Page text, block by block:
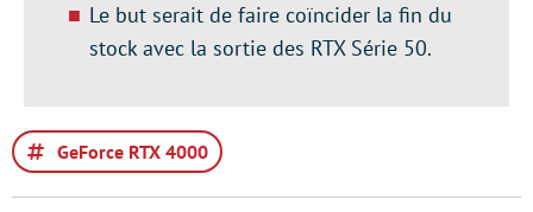
Le but serait de faire coïncider la fin du
stock avec la sortie des RTX Série 50.
GeForce RTX 4000